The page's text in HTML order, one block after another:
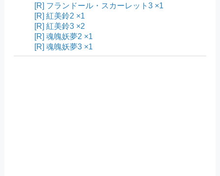
[R] フランドール・スカーレット3 ×1
[R] 紅美鈴2 ×1
[R] 紅美鈴3 ×2
[R] 魂魄妖夢2 ×1
[R] 魂魄妖夢3 ×1